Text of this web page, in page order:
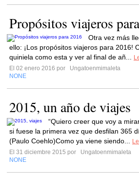
Propósitos viajeros
Otra vez más
ello: ¡Los propósitos viajeros para 2016!
quiniela como esta y ver al final de añ...
El 02 enero 2016 por
Ungatoenmimaleta
NONE
2015, un año de viajes
“Quiero creer que voy a
si fuese la primera vez que desfilan 365
(Paulo Coehlo)Como ya viene siendo...
El 31 diciembre 2015 por
Ungatoenmimaleta
NONE